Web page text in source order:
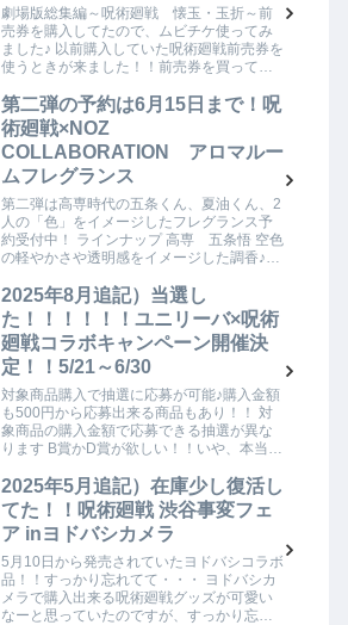
劇場版総集編～呪術廻戦 懐玉・玉折～前
売券を購入してたので、ムビチケ使ってみ
ました♪ 以前購入していた呪術廻戦前売券を
使うときが来ました！！前売券を買っては
かったので、ムビチケの使い方をまとめて
おこうと…
第二弾の予約は6月15日まで！呪
術廻戦×NOZ
COLLABORATION アロマルー
ムフレグランス
第二弾は高専時代の五条くん、夏油くん、2
人の「色」をイメージしたフレグランス予
約受付中！ ラインナップ 高専 五条悟 空色
の軽やかさや透明感をイメージした調香♪高
五条先生のフレグランスも予約済みなん…
2025年8月追記）当選し
た！！！！！！ユニリーバ×呪術
廻戦コラボキャンペーン開催決
定！！5/21～6/30
対象商品購入で抽選に応募が可能♪購入金額
も500円から応募出来る商品もあり！！ 対
象商品の購入金額で応募できる抽選が異な
ります B賞かD賞が欲しい！！いや、本当は
どを考えるとぬいぐるみは当たら…
2025年5月追記）在庫少し復活し
てた！！呪術廻戦 渋谷事変フェ
ア inヨドバシカメラ
5月10日から発売されていたヨドバシコラボ
品！！すっかり忘れてて・・・ ヨドバシカ
メラで購入出来る呪術廻戦グッズが可愛い
なーと思っていたのですが、すっかり忘れ